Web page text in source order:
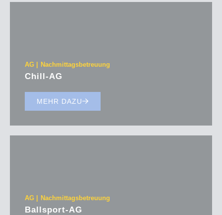
AG Nachmittagsbetreuung
Chill-AG
MEHR DAZU
AG Nachmittagsbetreuung
Ballsport-AG